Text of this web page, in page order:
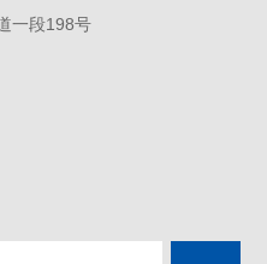
一段198号